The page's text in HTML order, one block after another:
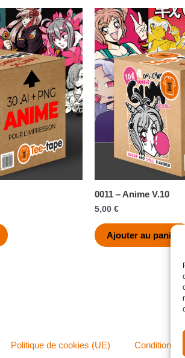
0011 – Anime V.10
5,00 €
Ajouter au panier
Politique de cookies (UE) Conditions